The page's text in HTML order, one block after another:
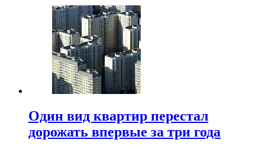
Один вид квартир перестал
дорожать впервые за три года